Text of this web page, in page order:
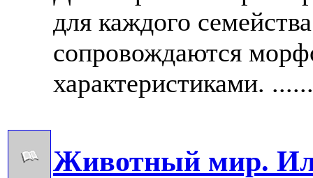
для каждого
сопровождаются
характеристиками. ......
Животный мир.